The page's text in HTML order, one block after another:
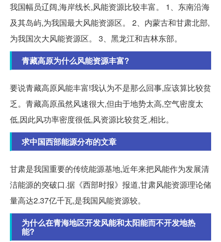
我国幅员辽阔,海岸线长,风能资源比较丰富。 1、东南沿海
及其岛屿,为我国最大风能资源区。 2、内蒙古和甘肃北部,
为我国次大风能资源区。 3、黑龙江和吉林东部。
青藏高原为什么风能资源丰富?
要说青藏高原风能丰富!我认为不是那么回事,应该算比较贫
乏。青藏高原虽然风速很大,但由于地势太高,空气密度太
低,因此风功率密度很低,风资源比较贫乏,相比。
求中国西部能源分布的文章
甘肃是我国重要的传统能源基地,近年来把风能作为发展清
洁能源的突破口.据《西部时报》报道,甘肃风能资源理论储
量高达2.37亿千瓦,是我国风能资源较。
为什么在青海地区开发风能和太阳能而不开发地热
能?